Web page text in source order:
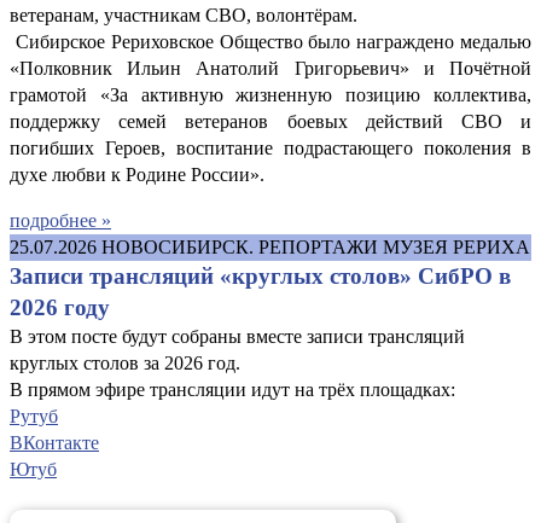
ветеранам, участникам СВО, волонтёрам.
Сибирское Рериховское Общество было награждено медалью
«Полковник Ильин Анатолий Григорьевич» и Почётной
грамотой «За активную жизненную позицию коллектива,
поддержку семей ветеранов боевых действий СВО и
погибших Героев, воспитание подрастающего поколения в
духе любви к Родине России».
подробнее »
25.07.2026 НОВОСИБИРСК. РЕПОРТАЖИ МУЗЕЯ РЕРИХА
Записи трансляций «круглых столов» СибРО в
2026 году
В этом посте будут собраны вместе записи трансляций
круглых столов за 2026 год.
В прямом эфире трансляции идут на трёх площадках:
Рутуб
ВКонтакте
Ютуб